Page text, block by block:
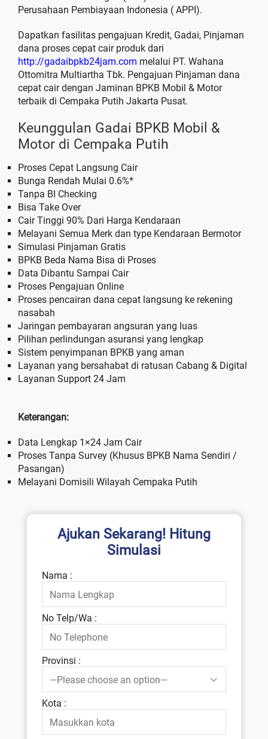
Perusahaan Pembiayaan Indonesia ( APPI).
Dapatkan fasilitas pengajuan Kredit, Gadai, Pinjaman
dana proses cepat cair produk dari
http://gadaibpkb24jam.com melalui PT. Wahana
Ottomitra Multiartha Tbk. Pengajuan Pinjaman dana
cepat cair dengan Jaminan BPKB Mobil & Motor
terbaik di Cempaka Putih Jakarta Pusat.
Keunggulan Gadai BPKB Mobil &
Motor di Cempaka Putih
Proses Cepat Langsung Cair
Bunga Rendah Mulai 0.6%*
Tanpa BI Checking
Bisa Take Over
Cair Tinggi 90% Dari Harga Kendaraan
Melayani Semua Merk dan type Kendaraan Bermotor
Simulasi Pinjaman Gratis
BPKB Beda Nama Bisa di Proses
Data Dibantu Sampai Cair
Proses Pengajuan Online
Proses pencairan dana cepat langsung ke rekening
nasabah
Jaringan pembayaran angsuran yang luas
Pilihan perlindungan asuransi yang lengkap
Sistem penyimpanan BPKB yang aman
Layanan yang bersahabat di ratusan Cabang & Digital
Layanan Support 24 Jam
Keterangan:
Data Lengkap 1×24 Jam Cair
Proses Tanpa Survey (Khusus BPKB Nama Sendiri /
Pasangan)
Melayani Domisili Wilayah Cempaka Putih
Ajukan Sekarang! Hitung
Simulasi
Nama :
No Telp/Wa :
Provinsi :
Kota :